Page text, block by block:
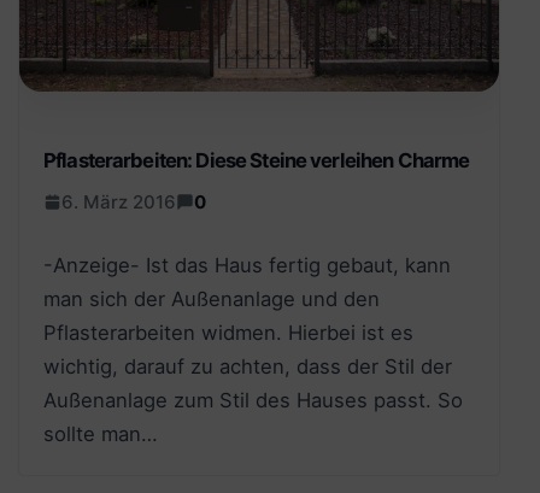
Pflasterarbeiten: Diese Steine verleihen Charme
6. März 2016 0
-Anzeige- Ist das Haus fertig gebaut, kann
man sich der Außenanlage und den
Pflasterarbeiten widmen. Hierbei ist es
wichtig, darauf zu achten, dass der Stil der
Außenanlage zum Stil des Hauses passt. So
sollte man…